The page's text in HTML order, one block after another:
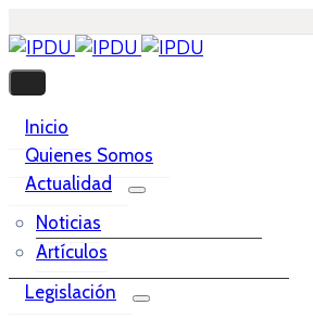
Inicio
Quienes Somos
Actualidad
Noticias
Artículos
Legislación